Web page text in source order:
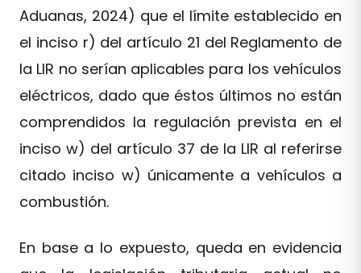
Aduanas, 2024) que el límite establecido en
el inciso r) del artículo 21 del Reglamento de
la LIR no serían aplicables para los vehículos
eléctricos, dado que éstos últimos no están
comprendidos la regulación prevista en el
inciso w) del artículo 37 de la LIR al referirse
citado inciso w) únicamente a vehículos a
combustión.
En base a lo expuesto, queda en evidencia